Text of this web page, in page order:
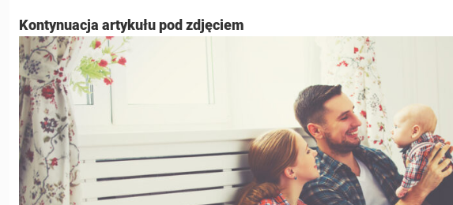
Kontynuacja artykułu pod zdjęciem